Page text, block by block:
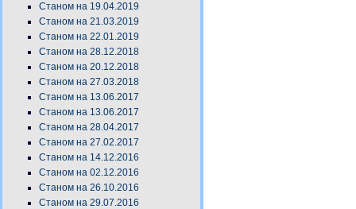
Станом на 19.04.2019
Станом на 21.03.2019
Станом на 22.01.2019
Станом на 28.12.2018
Станом на 20.12.2018
Станом на 27.03.2018
Станом на 13.06.2017
Станом на 13.06.2017
Станом на 28.04.2017
Станом на 27.02.2017
Станом на 14.12.2016
Станом на 02.12.2016
Станом на 26.10.2016
Станом на 29.07.2016